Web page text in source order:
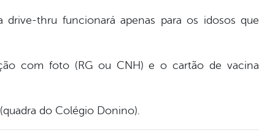
thru funcionará apenas para os idosos que
com foto (RG ou CNH) e o cartão de vacina
do Colégio Donino).